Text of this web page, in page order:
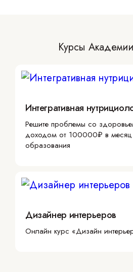
Курсы
Интегративная
Решите проблемы со
доходом от 100000₽ в месяц
образования
Дизайнер интерьеров
Онлайн курс «Дизайн